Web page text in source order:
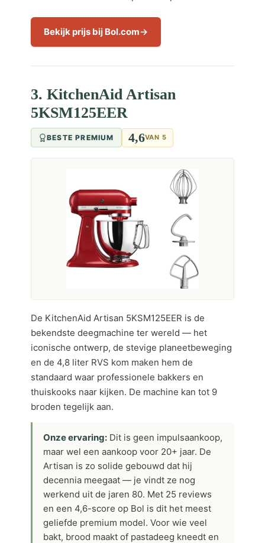
Bekijk prijs bij Bol.com
3. KitchenAid Artisan
5KSM125EER
BESTE PREMIUM 4,6VAN 5
De KitchenAid Artisan 5KSM125EER is de
bekendste deegmachine ter wereld — het
iconische ontwerp, de stevige planeetbeweging
en de 4,8 liter RVS kom maken hem de
standaard waar professionele bakkers en
thuiskooks naar kijken. De machine kan tot 9
broden tegelijk aan.
Onze ervaring: Dit is geen impulsaankoop,
maar wel een aankoop voor 20+ jaar. De
Artisan is zo solide gebouwd dat hij
decennia meegaat — je vindt ze nog
werkend uit de jaren 80. Met 25 reviews
en een 4,6-score op Bol is dit het meest
geliefde premium model. Voor wie veel
bakt, brood maakt of pastadeeg kneedt en